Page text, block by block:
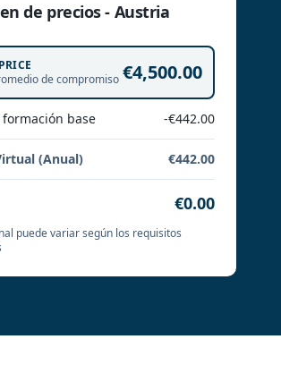
de precios - Austria
de compromiso €4,500.00
base -€442.00
(Anual) €442.00
€0.00
puede variar según los requisitos